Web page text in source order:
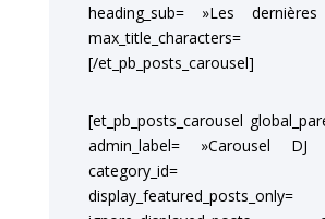
heading_sub= »Les
[/et_pb_posts_carousel]
[et_pb_posts_carousel
admin_label= »Carousel
category_id=